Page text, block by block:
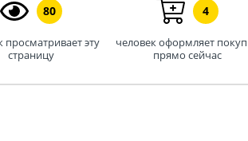
80
просматривает эту
страницу
4
человек оформляет
прямо сейчас